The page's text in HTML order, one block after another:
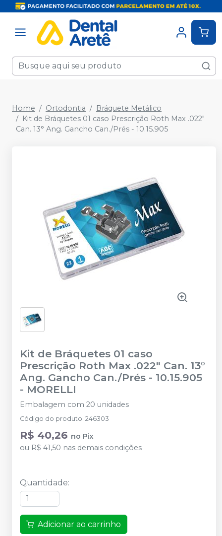
Home Ortodontia
Bráquete Metálico
Kit de Bráquetes 01 caso Prescrição Roth Max .022"
Can. 13° Ang. Gancho Can./Prés - 10.15.905
Kit de Bráquetes 01 caso
Prescrição Roth Max .022" Can. 13°
Ang. Gancho Can./Prés - 10.15.905
- MORELLI
Embalagem com 20 unidades
Código do produto: 246303
R$ 40,26 no Pix
ou R$ 41,50 nas demais condições
Quantidade:
Adicionar ao carrinho